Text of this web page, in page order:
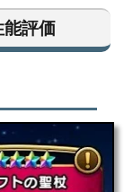
能評価